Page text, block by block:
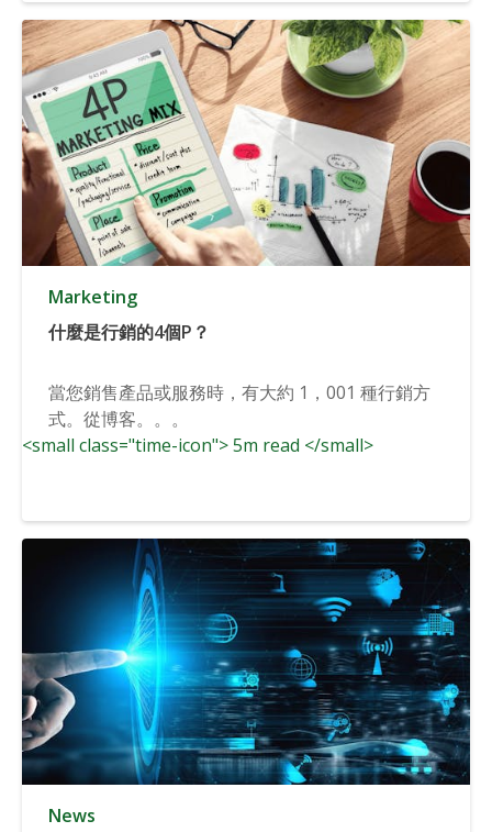
Marketing
什麼是行銷的4個P？
當您銷售產品或服務時，有大約 1，001 種行銷方
式。從博客。。。
<small class="time-icon"> 5m read </small>
News